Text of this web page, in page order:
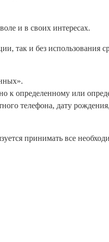
и в своих интересах.
так и без использования
к определенному или
телефона, дату
принимать все